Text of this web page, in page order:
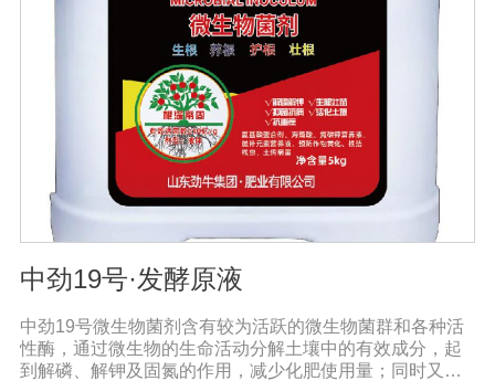
具有显著效果。用法用量：冲施、滴灌：苗期亩用量5-10
公斤，膨果、转色期亩用量10-20公斤。灌根：稀释300-
800倍灌根，◆具体用法用量请根据土壤及作物情况，在专
业农技人员正确指导下使用。产品技术指标：有效活菌数
≥2亿/mLN+P205+K20≥240g/L多肽蛋白>30g/L有机质
≥50g/L注意事项：阴凉干燥处存放，禁止暴晒和雨淋。内
含大量有益活菌，禁止与杀菌剂或含铜物质混用。
中劲19号·发酵原液
中劲19号微生物菌剂含有较为活跃的微生物菌群和各种活
性酶，通过微生物的生命活动分解土壤中的有效成分，起
到解磷、解钾及固氮的作用，减少化肥使用量；同时又能